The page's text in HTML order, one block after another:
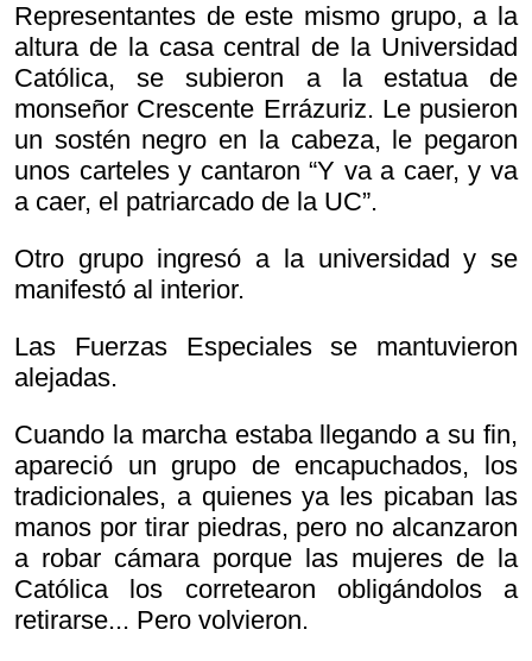
Representantes de este mismo grupo, a la
altura de la casa central de la Universidad
Católica, se subieron a la estatua de
monseñor Crescente Errázuriz. Le pusieron
un sostén negro en la cabeza, le pegaron
unos carteles y cantaron “Y va a caer, y va
a caer, el patriarcado de la UC”.
Otro grupo ingresó a la universidad y se
manifestó al interior.
Las Fuerzas Especiales se mantuvieron
alejadas.
Cuando la marcha estaba llegando a su fin,
apareció un grupo de encapuchados, los
tradicionales, a quienes ya les picaban las
manos por tirar piedras, pero no alcanzaron
a robar cámara porque las mujeres de la
Católica los corretearon obligándolos a
retirarse... Pero volvieron.